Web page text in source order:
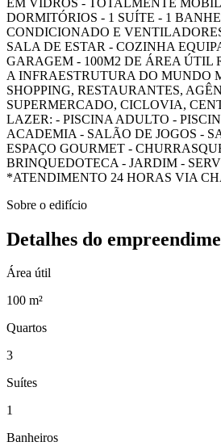
DORMITÓRIOS - 1 SUÍTE - 1
CONDICIONADO E
SALA DE ESTAR - COZINHA
GARAGEM - 100M2 DE ÁREA ÚTIL
A INFRAESTRUTURA DO MUNDO
SHOPPING, RESTAURANTES,
SUPERMERCADO, CICLOVIA,
LAZER: - PISCINA ADULTO -
ACADEMIA - SALÃO DE JOGOS -
ESPAÇO GOURMET -
BRINQUEDOTECA - JARDIM -
*ATENDIMENTO 24 HORAS VIA
Sobre o edifício
Detalhes do
Área útil
100 m²
Quartos
3
Suítes
1
Banheiros